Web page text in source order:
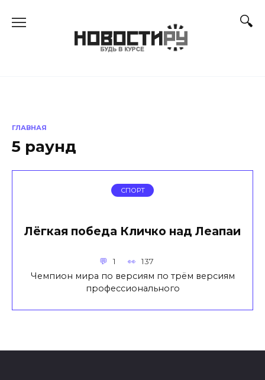
ГЛАВНАЯ
5 раунд
СПОРТ
Лёгкая победа Кличко над Леапаи
1 137
Чемпион мира по версиям по трём версиям
профессионального